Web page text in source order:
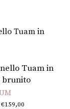
carrelloTuam in
brunito
Il prezzo
€159,00